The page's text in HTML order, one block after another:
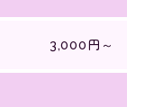
3,000円～